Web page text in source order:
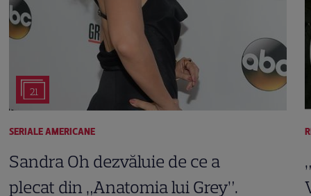
21
SERIALE AMERICANE
Sandra Oh dezvăluie de ce a
plecat din „Anatomia lui Grey”.